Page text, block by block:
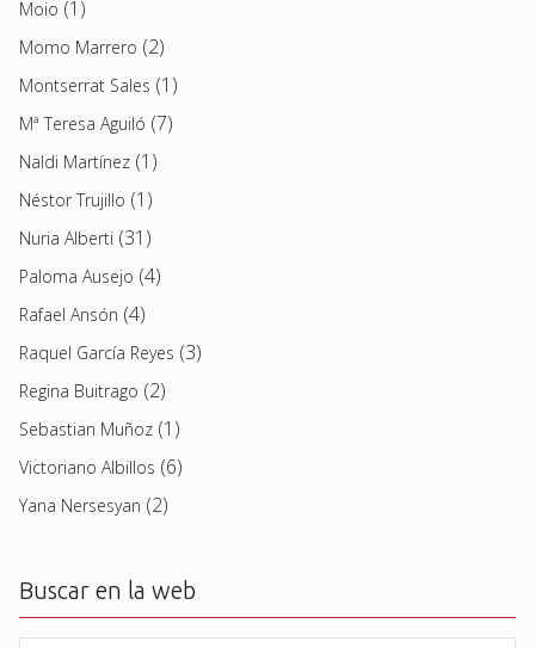
Moio (1)
Momo Marrero (2)
Montserrat Sales (1)
Mª Teresa Aguiló (7)
Naldi Martínez (1)
Néstor Trujillo (1)
Nuria Alberti (31)
Paloma Ausejo (4)
Rafael Ansón (4)
Raquel García Reyes (3)
Regina Buitrago (2)
Sebastian Muñoz (1)
Victoriano Albillos (6)
Yana Nersesyan (2)
Buscar en la web